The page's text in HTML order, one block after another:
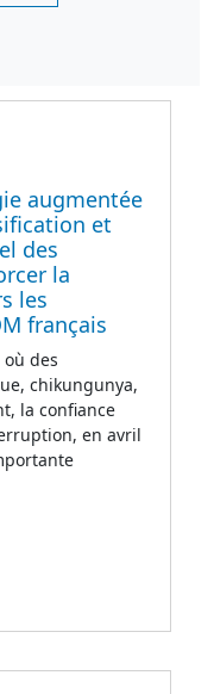
augmentée
et
des
la
les
français
des
chikungunya,
la confiance
en avril